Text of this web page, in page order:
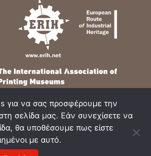
για να σας προσφέρουμε την
σελίδα μας. Εάν συνεχίσετε να
θα υποθέσουμε πως είστε
με αυτό.